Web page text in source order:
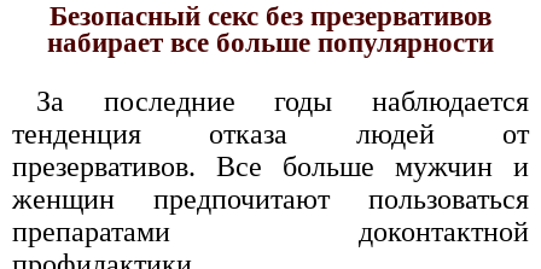
Безопасный секс без презервативов
набирает все больше популярности
За последние годы наблюдается
тенденция отказа людей от
презервативов. Все больше мужчин и
женщин предпочитают пользоваться
препаратами доконтактной